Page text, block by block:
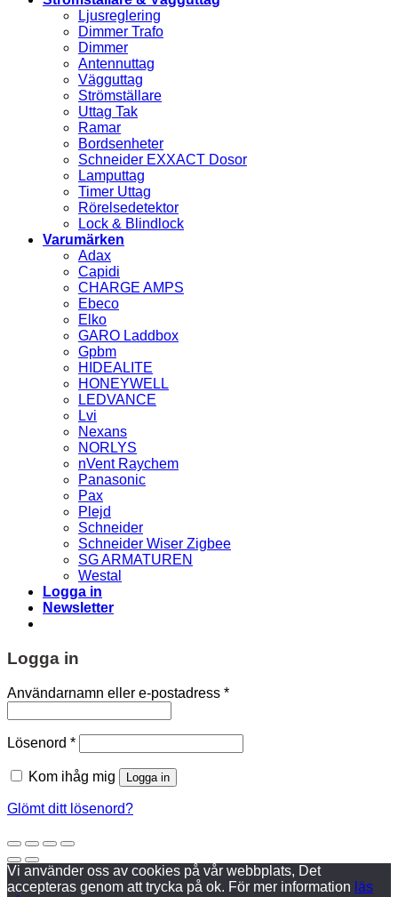
Ljusreglering
Dimmer Trafo
Dimmer
Antennuttag
Vägguttag
Strömställare
Uttag Tak
Ramar
Bordsenheter
Schneider EXXACT Dosor
Lamputtag
Timer Uttag
Rörelsedetektor
Lock & Blindlock
Varumärken
Adax
Capidi
CHARGE AMPS
Ebeco
Elko
GARO Laddbox
Gpbm
HIDEALITE
HONEYWELL
LEDVANCE
Lvi
Nexans
NORLYS
nVent Raychem
Panasonic
Pax
Plejd
Schneider
Schneider Wiser Zigbee
SG ARMATUREN
Westal
Logga in
Newsletter
Logga in
Användarnamn eller e-postadress *Obligatoriskt
Lösenord *Obligatoriskt
Kom ihåg mig Logga in
Glömt ditt lösenord?
Vi använder oss av cookies på vår webbplats, Det
accepteras genom att trycka på ok. För mer information läs